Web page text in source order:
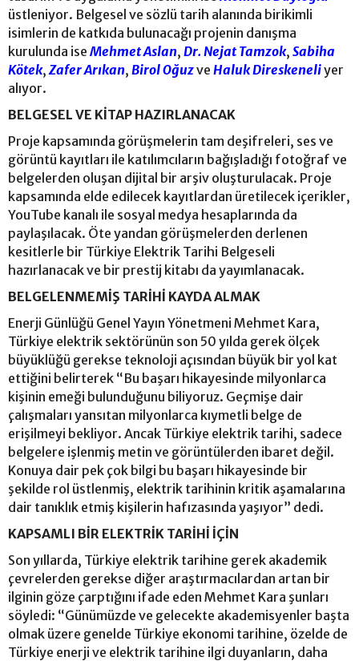
üstleniyor. Belgesel ve sözlü tarih alanında birikimli
isimlerin de katkıda bulunacağı projenin danışma
kurulunda ise Mehmet Aslan, Dr. Nejat Tamzok, Sabiha
Kötek, Zafer Arıkan, Birol Oğuzve Haluk Direskeneliyer
alıyor.
BELGESEL VE KİTAP HAZIRLANACAK
Proje kapsamında görüşmelerin tam deşifreleri, ses ve
görüntü kayıtları ile katılımcıların bağışladığı fotoğraf ve
belgelerden oluşan dijital bir arşiv oluşturulacak. Proje
kapsamında elde edilecek kayıtlardan üretilecek içerikler,
YouTube kanalı ile sosyal medya hesaplarında da
paylaşılacak. Öte yandan görüşmelerden derlenen
kesitlerle bir Türkiye Elektrik Tarihi Belgeseli
hazırlanacak ve bir prestij kitabı da yayımlanacak.
BELGELENMEMİŞ TARİHİ KAYDA ALMAK
Enerji Günlüğü Genel Yayın Yönetmeni Mehmet Kara,
Türkiye elektrik sektörünün son 50 yılda gerek ölçek
büyüklüğü gerekse teknoloji açısından büyük bir yol kat
ettiğini belirterek “Bu başarı hikayesinde milyonlarca
kişinin emeği bulunduğunu biliyoruz. Geçmişe dair
çalışmaları yansıtan milyonlarca kıymetli belge de
erişilmeyi bekliyor. Ancak Türkiye elektrik tarihi, sadece
belgelere işlenmiş metin ve görüntülerden ibaret değil.
Konuya dair pek çok bilgi bu başarı hikayesinde bir
şekilde rol üstlenmiş, elektrik tarihinin kritik aşamalarına
dair tanıklık etmiş kişilerin hafızasında yaşıyor” dedi.
KAPSAMLI BİR ELEKTRİK TARİHİ İÇİN
Son yıllarda, Türkiye elektrik tarihine gerek akademik
çevrelerden gerekse diğer araştırmacılardan artan bir
ilginin göze çarptığını ifade eden Mehmet Kara şunları
söyledi: “Günümüzde ve gelecekte akademisyenler başta
olmak üzere genelde Türkiye ekonomi tarihine, özelde de
Türkiye enerji ve elektrik tarihine ilgi duyanların, daha